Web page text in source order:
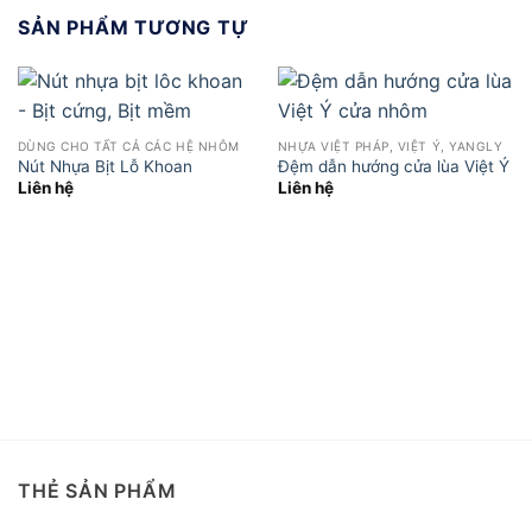
SẢN PHẨM TƯƠNG TỰ
DÙNG CHO TẤT CẢ CÁC HỆ NHÔM
Nút Nhựa Bịt Lỗ Khoan
Liên hệ
NHỰA VIỆT PHÁP, VIỆT Ý, YANGLY
Đệm dẫn hướng cửa lùa Việt Ý
Liên hệ
THẺ SẢN PHẨM